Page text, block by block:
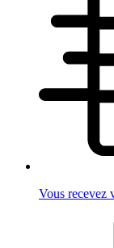
Vous recevez